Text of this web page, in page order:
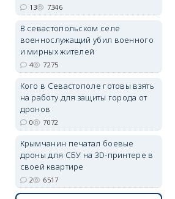
13 7346
В севастопольском селе
военнослужащий убил военного
и мирных жителей
4 7275
Кого в Севастополе готовы взять
на работу для защиты города от
дронов
0 7072
Крымчанин печатал боевые
дроны для СБУ на 3D-принтере в
своей квартире
2 6517